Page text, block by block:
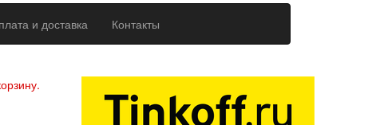
и доставка Контакты